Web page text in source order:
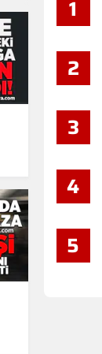
1
2
3
4
5